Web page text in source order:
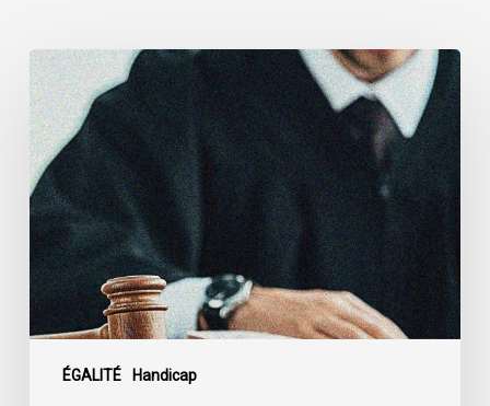
ÉGALITÉ Handicap
L’Association
canadienne
des
libertés
civiles
exhorte
le
gouvernement
fédéral
rejeter
l’exclusion